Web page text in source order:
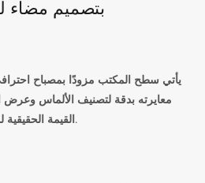
يأتي سطح المكتب مزودًا بمصباح
معايرته بدقة لتصنيف الألماس وعرض
القيمة الحقيقية لمجوهراتك تحت إضاءة مثالية.